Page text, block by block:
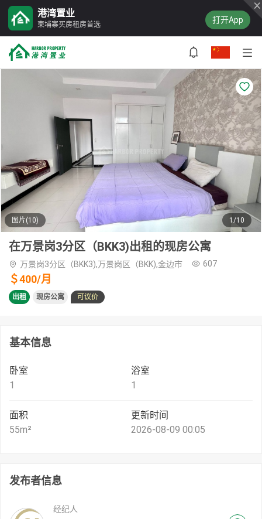
港湾置业
柬埔寨买房租房首选 打开App
图片(10) 1/10
在万景岗3分区（BKK3)出租的现房公寓
万景岗3分区（BKK3),万景岗区（BKK),金边市 607
＄400/月
出租 现房公寓 可议价
基本信息
卧室
1
浴室
1
面积
55m²
更新时间
2026-08-09 00:05
发布者信息
经纪人